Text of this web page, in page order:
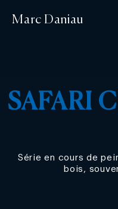
Marc Daniau
SAFARI
Série en cours de
bois,